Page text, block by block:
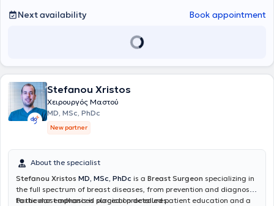
Next availability
Book appointment
Stefanou Xristos
Χειρουργός Μαστού
MD, MSc, PhDc
New partner
About the specialist
Stefanou Xristos MD, MSc, PhDc is a Breast Surgeon specializing in
the full spectrum of breast diseases, from prevention and diagnosis
to the most advanced surgical procedures.
Particular emphasis is placed on detailed patient education and a